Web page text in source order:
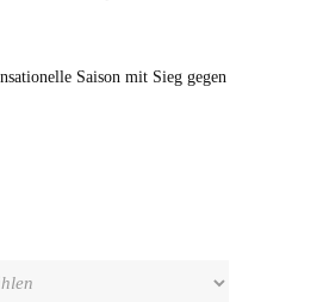
Saison mit Sieg gegen